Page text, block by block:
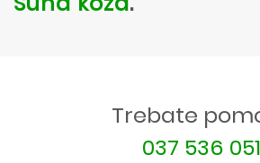
Trebate
037 536 051